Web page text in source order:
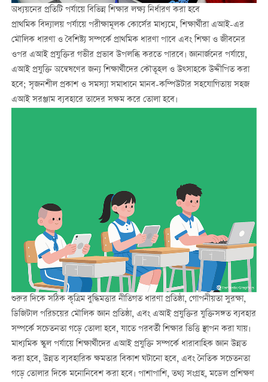
অধ্যয়নের প্রতিটি পর্যায়ে বিভিন্ন শিক্ষার লক্ষ্য নির্ধারণ করা হবে
প্রাথমিক বিদ্যালয় পর্যায়ে পরীক্ষামূলক কোর্সের মাধ্যমে, শিক্ষার্থীরা এআই-এর
মৌলিক ধারণা ও বৈশিষ্ট্য সম্পর্কে প্রাথমিক ধারণা পাবে এবং শিক্ষা ও জীবনের
ওপর এআই প্রযুক্তির গভীর প্রভাব উপলব্ধি করতে পারবে। জ্ঞানার্জনের পর্যায়ে,
এআই প্রযুক্তি অন্বেষণের জন্য শিক্ষার্থীদের কৌতূহল ও উত্সাহকে উদ্দীপিত করা
হবে; সৃজনশীল প্রকাশ ও সমস্যা সমাধানে মানব-কম্পিউটার সহযোগিতায় সহজ
এআই সরঞ্জাম ব্যবহারে তাদের সক্ষম করে তোলা হবে।
শুরুর দিকে সঠিক কৃত্রিম বুদ্ধিমত্তার নীতিগত ধারণা প্রতিষ্ঠা, গোপনীয়তা সুরক্ষা,
ডিজিটাল পরিচয়ের মৌলিক জ্ঞান প্রতিষ্ঠা, এবং এআই প্রযুক্তির যুক্তিসঙ্গত ব্যবহার
সম্পর্কে সচেতনতা গড়ে তোলা হবে, যাতে পরবর্তী শিক্ষার ভিত্তি স্থাপন করা যায়।
মাধ্যমিক স্কুল পর্যায়ে শিক্ষার্থীদের এআই প্রযুক্তি সম্পর্কে ধারাবাহিক জ্ঞান উন্নত
করা হবে, উন্নত ব্যবহারিক ক্ষমতার বিকাশ ঘটানো হবে, এবং নৈতিক সচেতনতা
গড়ে তোলার দিকে মনোনিবেশ করা হবে। পাশাপাশি, তথ্য সংগ্রহ, মডেল প্রশিক্ষণ